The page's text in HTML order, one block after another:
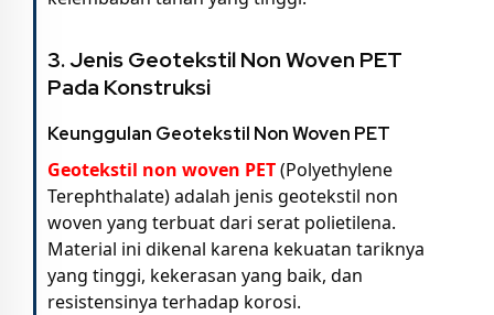
3. Jenis Geotekstil Non Woven PET
Pada Konstruksi
Keunggulan Geotekstil Non Woven PET
Geotekstil non woven PET(Polyethylene
Terephthalate) adalah jenis geotekstil non
woven yang terbuat dari serat polietilena.
Material ini dikenal karena kekuatan tariknya
yang tinggi, kekerasan yang baik, dan
resistensinya terhadap korosi.